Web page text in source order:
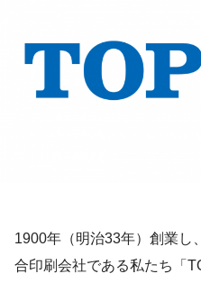
1900年（明治33年）創業し
合印刷会社である私たち「